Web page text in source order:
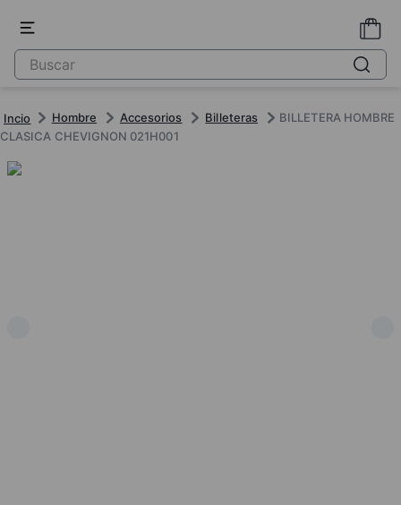
Hombre Accesorios Billeteras
BILLETERA HOMBRE
CLASICA CHEVIGNON 021H001